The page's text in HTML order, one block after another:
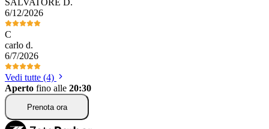
SALVATORE D.
6/12/2026
C
carlo d.
6/7/2026
Vedi tutte (4)
Aperto fino alle 20:30
Prenota ora